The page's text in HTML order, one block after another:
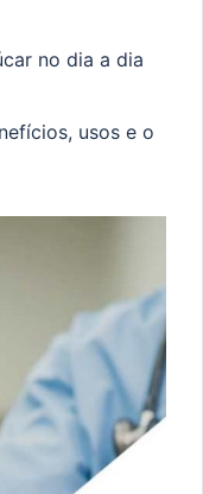
no dia a dia
usos e o